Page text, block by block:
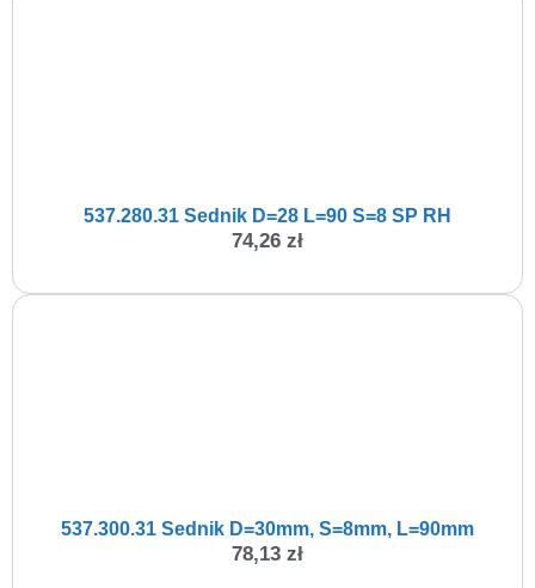
537.280.31 Sednik D=28 L=90 S=8 SP RH
74,26 zł
537.300.31 Sednik D=30mm, S=8mm, L=90mm
78,13 zł